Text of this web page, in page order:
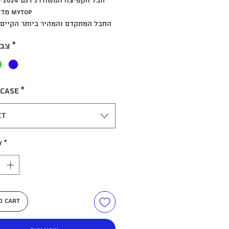
MYTOP מדגם PRO X
החבל המתקדם והמהיר ביותר
מערכת סגירה חדשנית
** החבל מתאים למתאמנים מתחילים
*
תוספת CASE*
*
Cart